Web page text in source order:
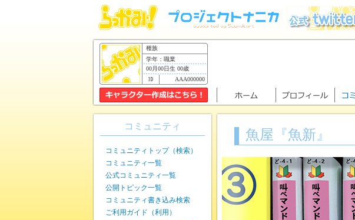
種族
学年：職業
00月00日生 00歳
AAA000000
魚屋『魚新』
コミュニティ
コミュニティトップ（検索）
コミュニティ一覧
公式コミュニティ一覧
公開トピック一覧
コミュニティ書き込み検索
ご利用ガイド（利用）